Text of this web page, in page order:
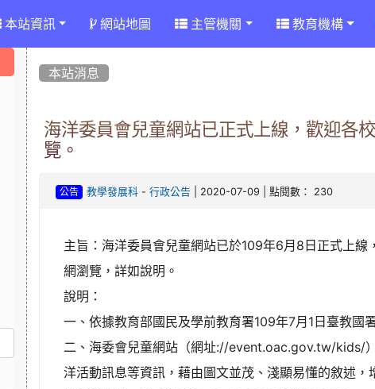
本站資訊 網站地圖 主管機關 教育機構
本站消息
海洋委員會兒童網站已正式上線，歡迎各
覽。
公告 教學發展科 - 行政公告 | 2020-07-09 | 點閱數： 230
主旨：海洋委員會兒童網站已於109年6月8日正式上
網瀏覽，詳如說明。
說明：
一、依據教育部國民及學前教育署109年7月1日臺教國
二、海委會兒童網站（網址://event.oac.gov.tw/kids/
洋活動訊息等資訊，藉由圖文並茂、淺顯易懂的敘述